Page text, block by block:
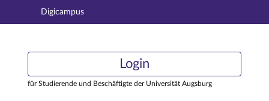
Hauptnavigation
Externer Login
Digicampus
Login
für Studierende und Beschäftigte der Universität Augsburg